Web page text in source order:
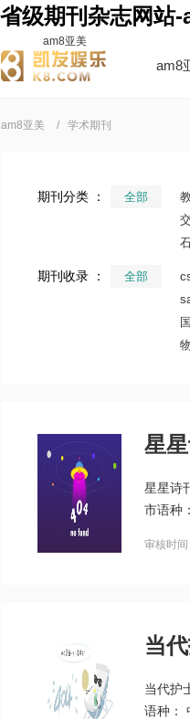
省级期刊杂志网站-
am8亚美
am8
am8亚美 学术期刊
期刊分类 ： 全部
期刊收录 ： 全部
星
星星诗
市语种
审核时
当
当代护
语种：